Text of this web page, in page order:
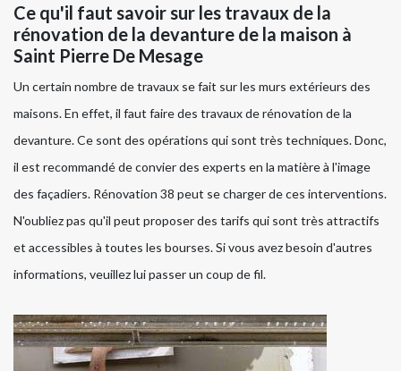
Ce qu'il faut savoir sur les travaux de la
rénovation de la devanture de la maison à
Saint Pierre De Mesage
Un certain nombre de travaux se fait sur les murs extérieurs des
maisons. En effet, il faut faire des travaux de rénovation de la
devanture. Ce sont des opérations qui sont très techniques. Donc,
il est recommandé de convier des experts en la matière à l'image
des façadiers. Rénovation 38 peut se charger de ces interventions.
N'oubliez pas qu'il peut proposer des tarifs qui sont très attractifs
et accessibles à toutes les bourses. Si vous avez besoin d'autres
informations, veuillez lui passer un coup de fil.